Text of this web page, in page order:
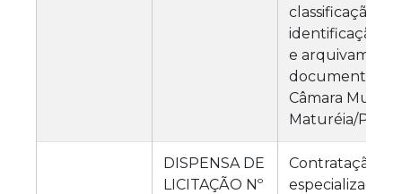
classificação,
identificação,
e
documentos
Câmara
Maturéia/PB.
DISPENSA DE
LICITAÇÃO Nº
Contratação
especializada